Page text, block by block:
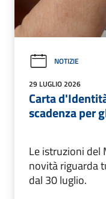
NOTIZIE
29 LUGLIO 2026
Carta
scadenza per
Le istruzioni del
novità riguarda
dal 30 luglio.